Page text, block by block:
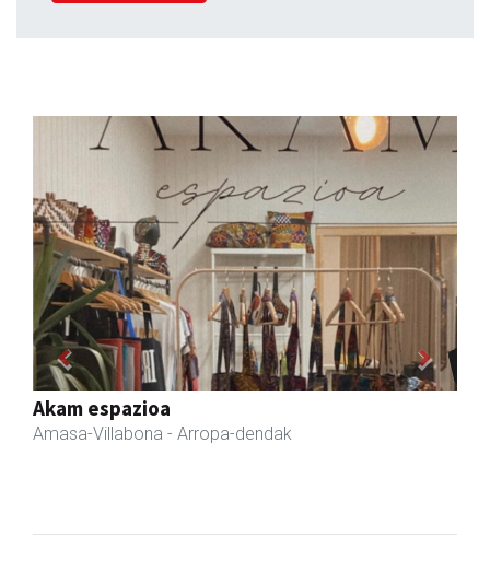
Eizmendi ile-apaindegia
Amasa-Villabona - Ile-apaindegiak
Previous Next